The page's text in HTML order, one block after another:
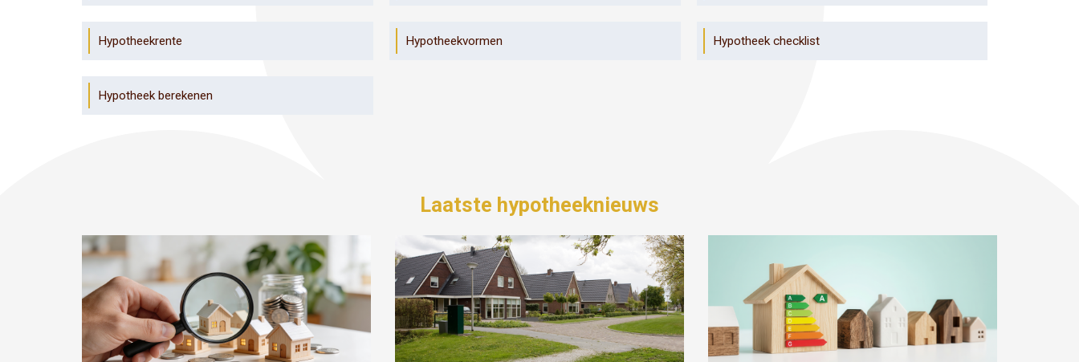
Hypotheekrente Hypotheekvormen Hypotheek checklist
Hypotheek berekenen
Laatste hypotheeknieuws